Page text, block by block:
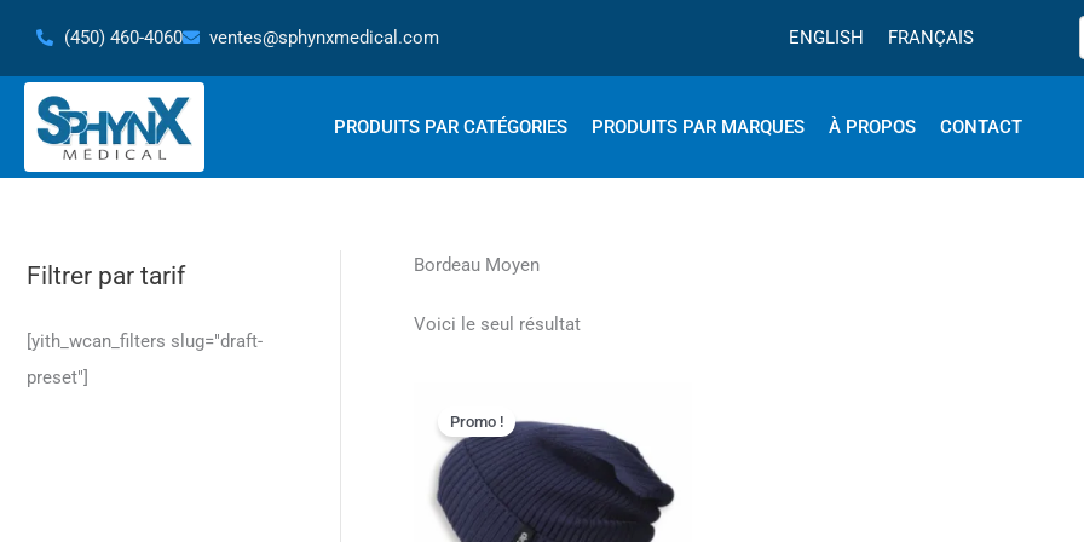
contenu
(450) 460-4060 ventes@sphynxmedical.com ENGLISH FRANÇAIS
PRODUITS PAR CATÉGORIES PRODUITS PAR MARQUES À PROPOS CONTACT
Filtrer par tarif
[yith_wcan_filters slug="draft-
preset"]
Bordeau Moyen
Voici le seul résultat
Promo !
plusieurs
variations.